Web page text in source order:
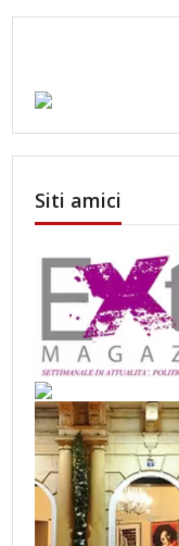
Siti amici